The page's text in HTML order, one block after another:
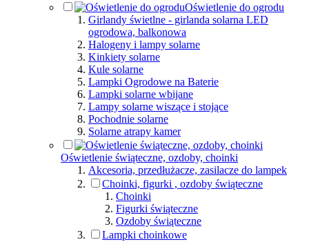
Oświetlenie do ogrodu
Girlandy świetlne - girlanda solarna LED
ogrodowa, balkonowa
Halogeny i lampy solarne
Kinkiety solarne
Kule solarne
Lampki Ogrodowe na Baterie
Lampki solarne wbijane
Lampy solarne wiszące i stojące
Pochodnie solarne
Solarne atrapy kamer
Oświetlenie świąteczne, ozdoby, choinki
Akcesoria, przedłużacze, zasilacze do lampek
Choinki, figurki , ozdoby świąteczne
Choinki
Figurki świąteczne
Ozdoby świąteczne
Lampki choinkowe